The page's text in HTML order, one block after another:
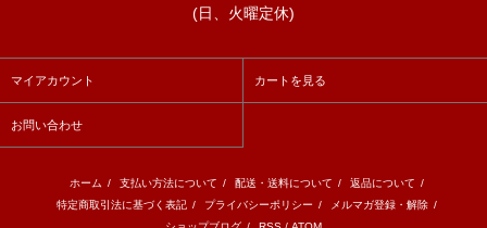
(日、火曜定休)
マイアカウント カートを見る
お問い合わせ
ホーム / 支払い方法について / 配送・送料について / 返品について /
特定商取引法に基づく表記 / プライバシーポリシー / メルマガ登録・解除 /